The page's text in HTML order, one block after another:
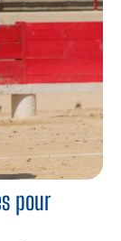
pour